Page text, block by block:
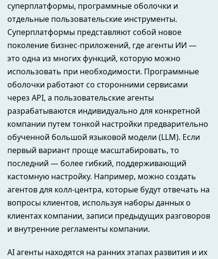
суперплатформы, программные оболочки и
отдельные пользовательские инструменты.
Суперплатформы представляют собой новое
поколение бизнес-приложений, где агенты ИИ —
это одна из многих функций, которую можно
использовать при необходимости. Программные
оболочки работают со сторонними сервисами
через API, а пользовательские агенты
разрабатываются индивидуально для конкретной
компании путем тонкой настройки предварительно
обученной большой языковой модели (LLM). Если
первый вариант проще масштабировать, то
последний — более гибкий, поддерживающий
кастомную настройку. Например, можно создать
агентов для колл-центра, которые будут отвечать на
вопросы клиентов, используя наборы данных о
клиентах компании, записи предыдущих разговоров
и внутренние регламенты компании.
AI агенты находятся на ранних этапах развития и их